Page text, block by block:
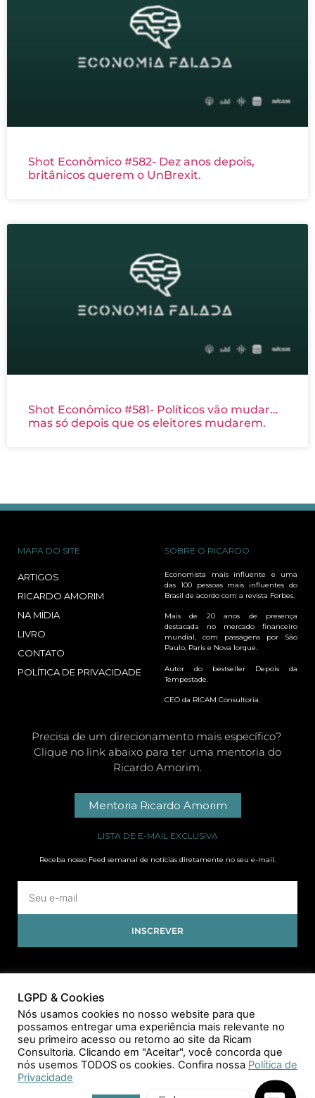
Shot Econômico #582- Dez anos depois,
britânicos querem o UnBrexit.
Shot Econômico #581- Políticos vão mudar…
mas só depois que os eleitores mudarem.
MAPA DO SITE
ARTIGOS
RICARDO AMORIM
NA MÍDIA
LIVRO
CONTATO
POLÍTICA DE PRIVACIDADE
SOBRE O RICARDO
Economista mais influente e uma
das 100 pessoas mais influentes do
Brasil de acordo com a revista Forbes.
Mais de 20 anos de presença
destacada no mercado financeiro
mundial, com passagens por São
Paulo, Paris e Nova Iorque.
Autor do bestseller Depois da
Tempestade.
CEO da RICAM Consultoria.
Precisa de um direcionamento mais específico?
Clique no link abaixo para ter uma mentoria do
Ricardo Amorim.
Mentoria Ricardo Amorim
LISTA DE E-MAIL EXCLUSIVA
Receba nosso Feed semanal de notícias diretamente no seu e-mail.
INSCREVER
LGPD & Cookies
Nós usamos cookies no nosso website para que
possamos entregar uma experiência mais relevante no
seu primeiro acesso ou retorno ao site da Ricam
Consultoria. Clicando em "Aceitar", você concorda que
nós usemos TODOS os cookies. Confira nossa Política de
Privacidade